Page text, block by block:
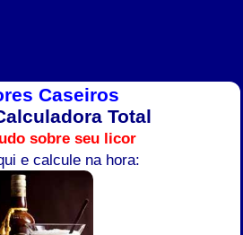
Caseiros
Total
sobre seu licor
e calcule na hora: